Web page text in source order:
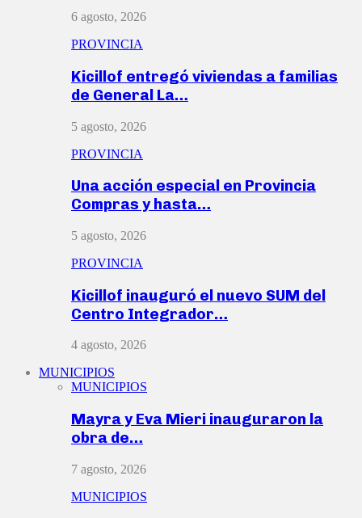
6 agosto, 2026
PROVINCIA
Kicillof entregó viviendas a familias
de General La…
5 agosto, 2026
PROVINCIA
Una acción especial en Provincia
Compras y hasta…
5 agosto, 2026
PROVINCIA
Kicillof inauguró el nuevo SUM del
Centro Integrador…
4 agosto, 2026
MUNICIPIOS
MUNICIPIOS
Mayra y Eva Mieri inauguraron la
obra de…
7 agosto, 2026
MUNICIPIOS